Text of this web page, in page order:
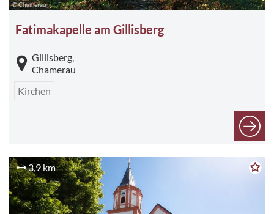
© Chamerau
Fatimakapelle am Gillisberg
Gillisberg,
Chamerau
Kirchen
3,9 km